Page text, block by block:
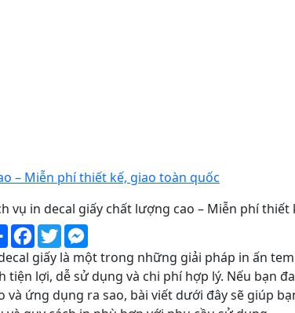
– Miễn phí thiết kế, giao toàn quốc
vụ in decal giấy chất lượng cao – Miễn phí thiết
ShareFacebook
Twitter
giấy là một trong những giải pháp in ấn
tiện lợi, dễ sử dụng và chi phí hợp lý. Nếu bạn
và ứng dụng ra sao, bài viết dưới đây sẽ giúp